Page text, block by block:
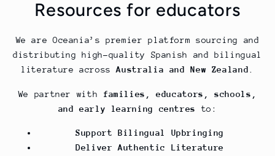
Resources for educators
We are Oceania’s premier platform sourcing and
distributing high-quality Spanish and bilingual
literature acrossAustralia and New Zealand.
We partner with families, educators, schools,
and early learning centres
to:
Support Bilingual Upbringing
Deliver Authentic Literature